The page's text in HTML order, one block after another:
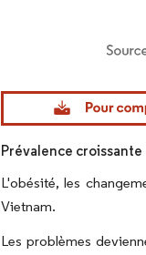
Image © Mordor Intelligence.
Prévalence
L'obésité, les
Vietnam.
Les problèmes